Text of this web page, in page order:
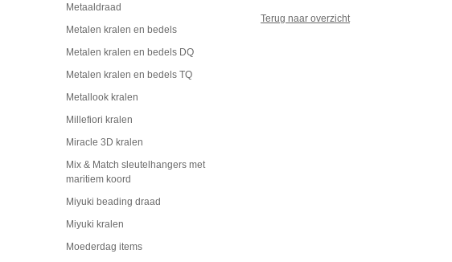
Metaaldraad
Metalen kralen en bedels
Metalen kralen en bedels DQ
Metalen kralen en bedels TQ
Metallook kralen
Millefiori kralen
Miracle 3D kralen
Mix & Match sleutelhangers met
maritiem koord
Miyuki beading draad
Miyuki kralen
Moederdag items
Terug naar overzicht